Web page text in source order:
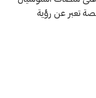
تعبر عن رؤية